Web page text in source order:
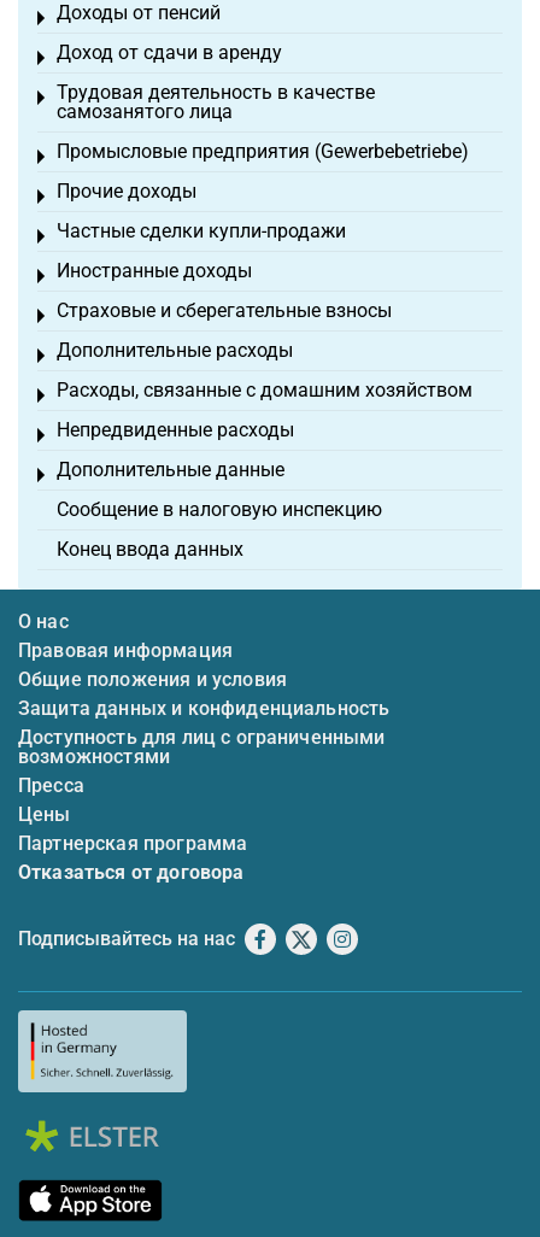
Доходы от пенсий
Toggle menu
Доход от сдачи в аренду
Toggle menu
Трудовая деятельность в качестве
самозанятого лица
Toggle menu
Промысловые предприятия (Gewerbebetriebe)
Toggle menu
Прочие доходы
Toggle menu
Частные сделки купли-продажи
Toggle menu
Иностранные доходы
Toggle menu
Страховые и сберегательные взносы
Toggle menu
Дополнительные расходы
Toggle menu
Расходы, связанные с домашним хозяйством
Toggle menu
Непредвиденные расходы
Toggle menu
Дополнительные данные
Toggle menu
Сообщение в налоговую инспекцию
Конец ввода данных
О нас
Правовая информация
Общие положения и условия
Защита данных и конфиденциальность
Доступность для лиц с ограниченными
возможностями
Пресса
Цены
Партнерская программа
Отказаться от договора
Подписывайтесь на нас Facebook
X Instagram